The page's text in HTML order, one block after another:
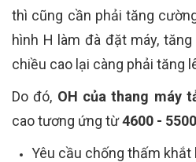
thì cũng cần phải tăng
hình H làm đà đặt máy,
chiều cao lại càng phải tăng
Do đó, OH của thang máy
cao tương ứng từ4600 -
Yêu cầu chống thấm khắt